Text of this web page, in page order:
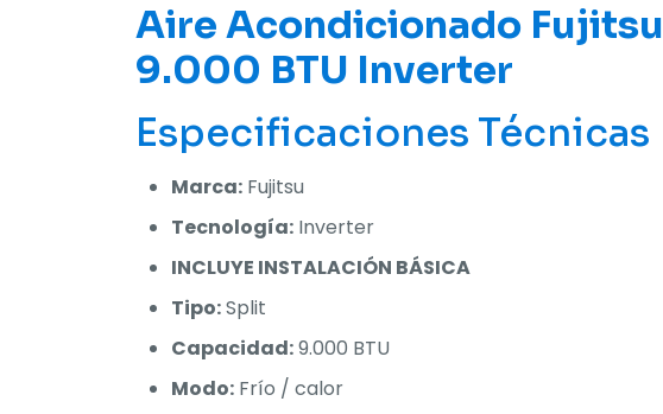
Aire Acondicionado Fujitsu
9.000 BTU Inverter
Especificaciones Técnicas
Marca: Fujitsu
Tecnología: Inverter
INCLUYE INSTALACIÓN BÁSICA
Tipo:Split
Capacidad:9.000 BTU
Modo: Frío / calor